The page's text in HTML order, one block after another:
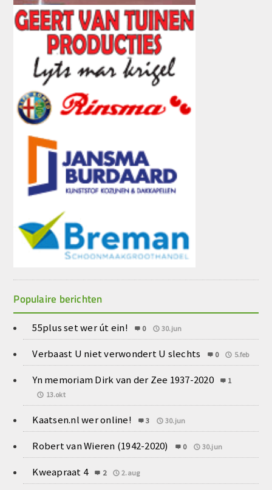
Populaire berichten
55plus set wer út ein! 0 30.jun
Verbaast U niet verwondert U slechts 0 5.feb
Yn memoriam Dirk van der Zee 1937-2020
1
13.okt
Kaatsen.nl wer online! 3 30.jun
Robert van Wieren (1942-2020) 0 30.jun
Kweapraat 4 2 2.aug